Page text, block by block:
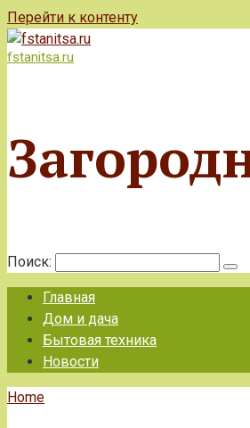
Перейти к контенту
fstanitsa.ru
Поиск:
Главная
Дом и дача
Бытовая техника
Новости
Home